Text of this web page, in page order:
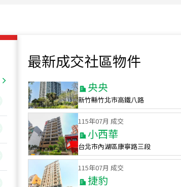
最新成交社區物件
115年07月 成交
新竹縣竹北市高鐵八路
115年07月 成交
小西華
台北市內湖區康寧路三段
115年07月 成交
捷豹
台北市中山區長春路